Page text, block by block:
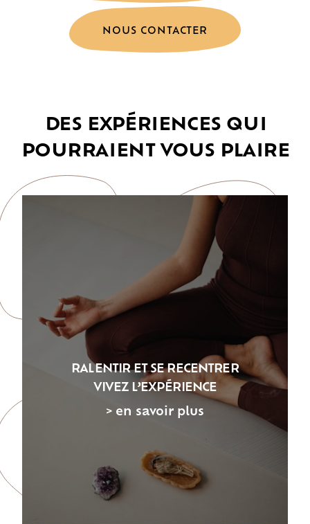
NOUS CONTACTER
DES EXPÉRIENCES QUI
POURRAIENT VOUS PLAIRE
RALENTIR ET SE RECENTRER
VIVEZ L’EXPÉRIENCE
> en savoir plus